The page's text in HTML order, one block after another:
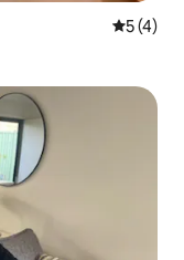
5 (4)